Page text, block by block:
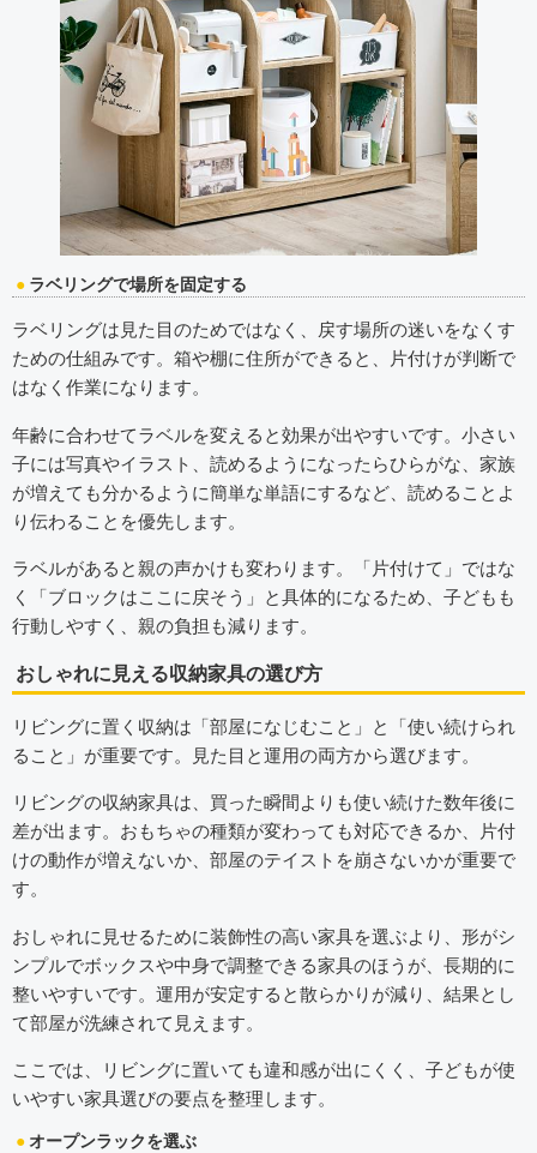
ラベリングで場所を固定する
ラベリングは見た目のためではなく、戻す場所の迷いをなくす
ための仕組みです。箱や棚に住所ができると、片付けが判断で
はなく作業になります。
年齢に合わせてラベルを変えると効果が出やすいです。小さい
子には写真やイラスト、読めるようになったらひらがな、家族
が増えても分かるように簡単な単語にするなど、読めることよ
り伝わることを優先します。
ラベルがあると親の声かけも変わります。「片付けて」ではな
く「ブロックはここに戻そう」と具体的になるため、子どもも
行動しやすく、親の負担も減ります。
おしゃれに見える収納家具の選び方
リビングに置く収納は「部屋になじむこと」と「使い続けられ
ること」が重要です。見た目と運用の両方から選びます。
リビングの収納家具は、買った瞬間よりも使い続けた数年後に
差が出ます。おもちゃの種類が変わっても対応できるか、片付
けの動作が増えないか、部屋のテイストを崩さないかが重要で
す。
おしゃれに見せるために装飾性の高い家具を選ぶより、形がシ
ンプルでボックスや中身で調整できる家具のほうが、長期的に
整いやすいです。運用が安定すると散らかりが減り、結果とし
て部屋が洗練されて見えます。
ここでは、リビングに置いても違和感が出にくく、子どもが使
いやすい家具選びの要点を整理します。
オープンラックを選ぶ